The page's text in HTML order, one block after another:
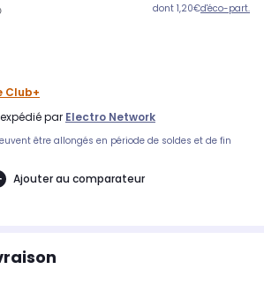
dont 1,20€d'éco-part.
Club+
par Electro Network
être allongés en période de soldes et de fin
Ajouter au comparateur